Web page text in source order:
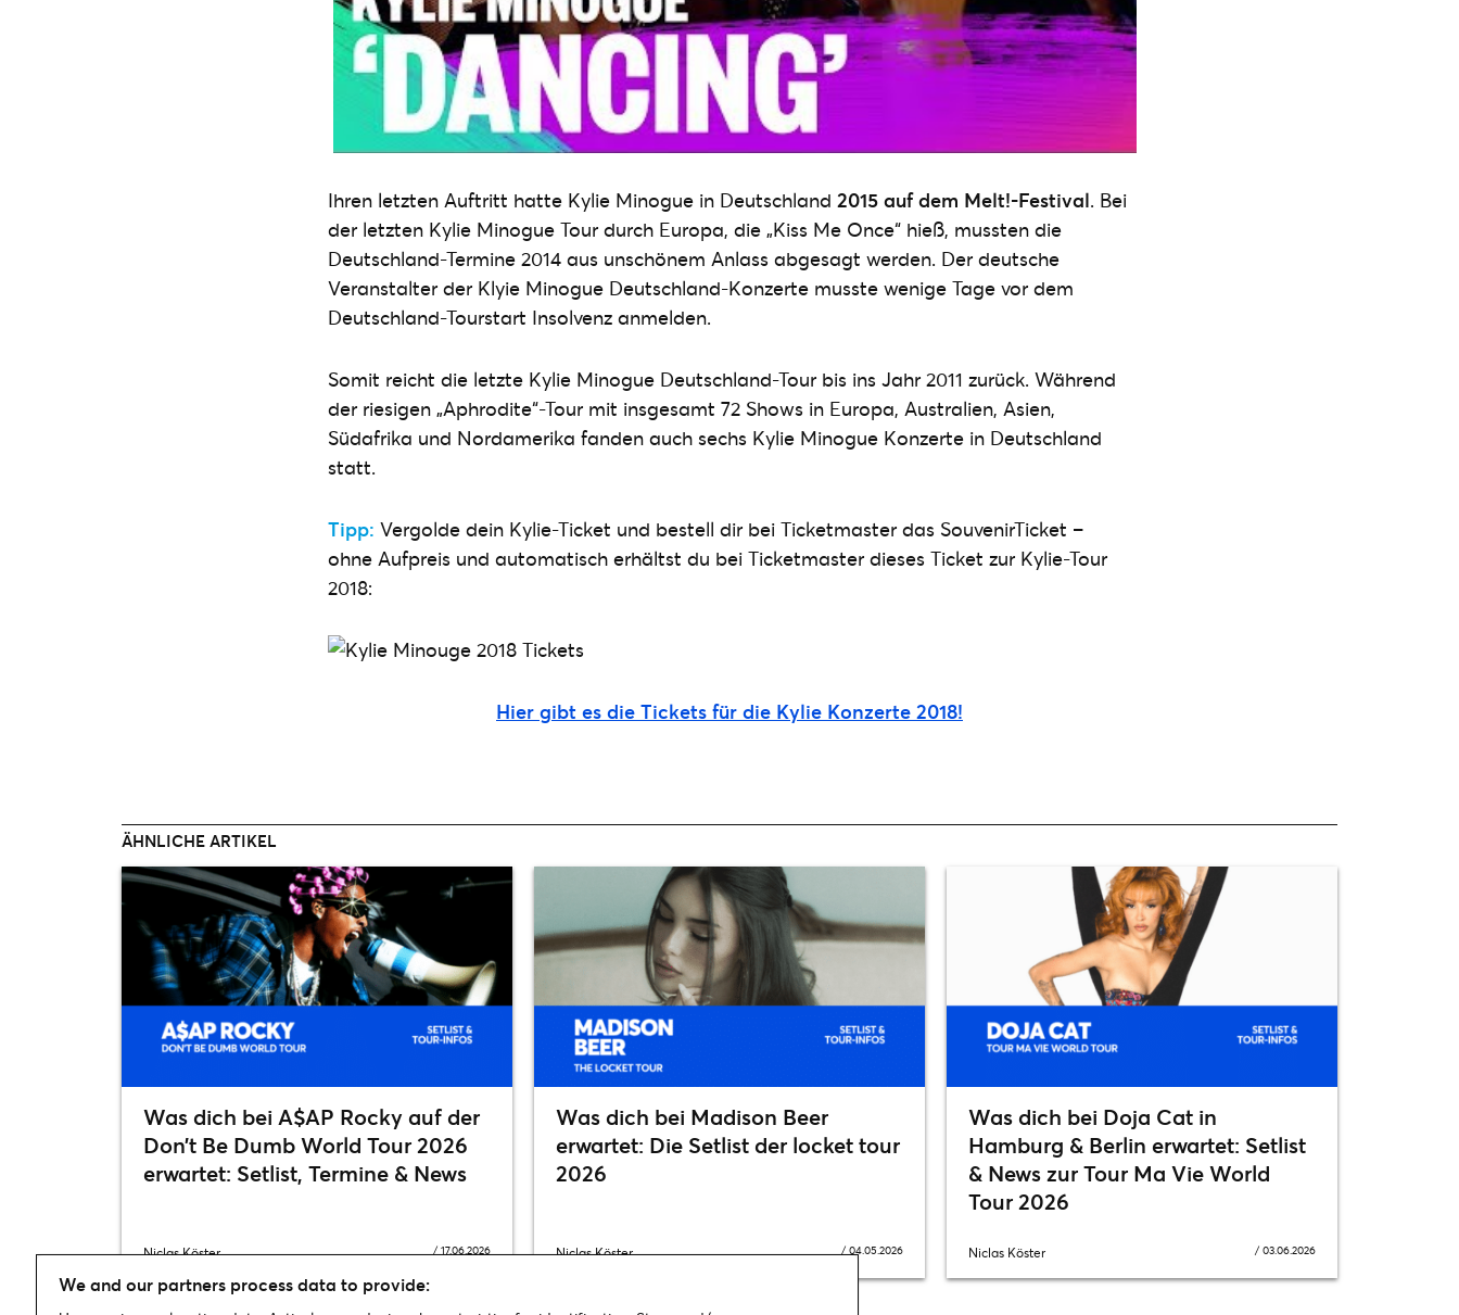
Ihren letzten Auftritt hatte Kylie Minogue in Deutschland 2015 auf dem Melt!-Festival. Bei
der letzten Kylie Minogue Tour durch Europa, die „Kiss Me Once“ hieß, mussten die
Deutschland-Termine 2014 aus unschönem Anlass abgesagt werden. Der deutsche
Veranstalter der Klyie Minogue Deutschland-Konzerte musste wenige Tage vor dem
Deutschland-Tourstart Insolvenz anmelden.
Somit reicht die letzte Kylie Minogue Deutschland-Tour bis ins Jahr 2011 zurück. Während
der riesigen „Aphrodite“-Tour mit insgesamt 72 Shows in Europa, Australien, Asien,
Südafrika und Nordamerika fanden auch sechs Kylie Minogue Konzerte in Deutschland
statt.
Tipp: Vergolde dein Kylie-Ticket und bestell dir bei Ticketmaster das SouvenirTicket –
ohne Aufpreis und automatisch erhältst du bei Ticketmaster dieses Ticket zur Kylie-Tour
2018:
Hier gibt es die Tickets für die Kylie Konzerte 2018!
ÄHNLICHE ARTIKEL
Was dich bei A$AP Rocky auf der
Don’t Be Dumb World Tour 2026
erwartet: Setlist, Termine & News
Niclas Köster /17.06.2026
Was dich bei Madison Beer
erwartet: Die Setlist der locket tour
2026
Niclas Köster /04.05.2026
Was dich bei Doja Cat in
Hamburg & Berlin erwartet: Setlist
& News zur Tour Ma Vie World
Tour 2026
Niclas Köster /03.06.2026
We and our partners process data to provide: